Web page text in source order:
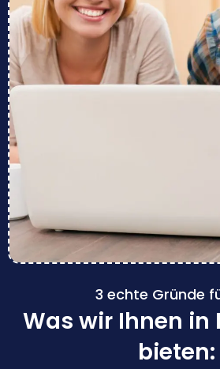
3 echte Gründe
Was wir Ihnen in
bieten: